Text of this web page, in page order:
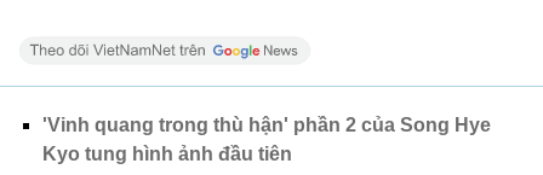
'Vinh quang trong thù hận' phần 2 của Song Hye
Kyo tung hình ảnh đầu tiên